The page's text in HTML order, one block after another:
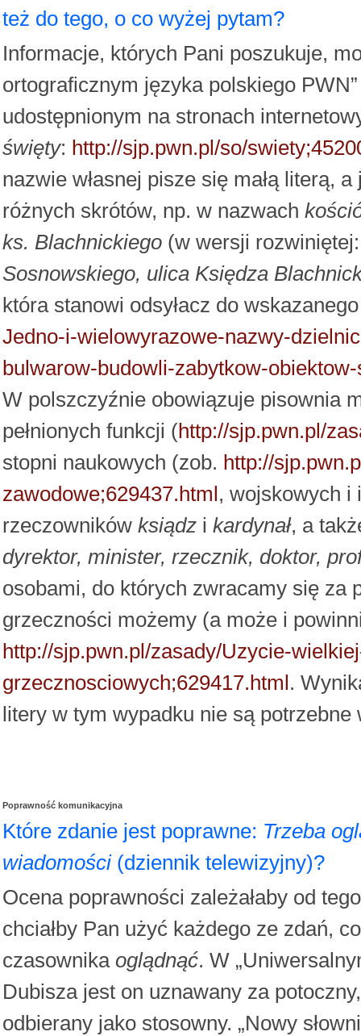
też do tego, o co wyżej pytam?
Informacje, których Pani poszukuje,
ortograficznym języka polskiego
udostępnionym na stronach
święty: http://sjp.pwn.pl/so/
nazwie własnej pisze się małą literą,
różnych skrótów, np. w nazwach
ks. Blachnickiego (w wersji
Sosnowskiego, ulica Księdza
która stanowi odsyłacz do
Jedno-i-wielowyrazowe-nazwy-
bulwarow-budowli-zabytkow-
W polszczyźnie obowiązuje pisownia
pełnionych funkcji (http://sjp.pwn.pl/
stopni naukowych (zob. http://
zawodowe;629437.html, wojskowych i
rzeczowników ksiądz i kardynał, a
dyrektor, minister, rzecznik, doktor,
osobami, do których zwracamy się za
grzeczności możemy (a może i
http://sjp.pwn.pl/zasady/Uzycie-
grzecznosciowych;629417.html.
litery w tym wypadku nie są
Poprawność komunikacyjna
Które zdanie jest poprawne: Trzeba
wiadomości(dziennik telewizyjny)?
Ocena poprawności zależałaby od
chciałby Pan użyć każdego ze zdań,
czasownika oglądnąć. W
Dubisza jest on uznawany za
odbierany jako stosowny. „Nowy